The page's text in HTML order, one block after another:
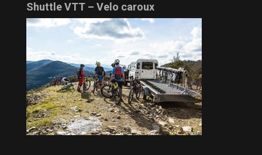
Shuttle VTT – Velo caroux